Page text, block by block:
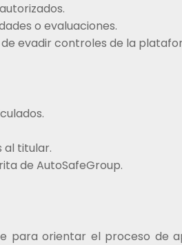
o evaluaciones.
evadir controles de la
al titular.
de AutoSafeGroup.
para orientar el proceso de